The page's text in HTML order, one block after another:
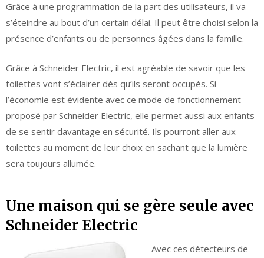
Grâce à une programmation de la part des utilisateurs, il va
s’éteindre au bout d’un certain délai. Il peut être choisi selon la
présence d’enfants ou de personnes âgées dans la famille.
Grâce à Schneider Electric, il est agréable de savoir que les
toilettes vont s’éclairer dès qu’ils seront occupés. Si
l’économie est évidente avec ce mode de fonctionnement
proposé par Schneider Electric, elle permet aussi aux enfants
de se sentir davantage en sécurité. Ils pourront aller aux
toilettes au moment de leur choix en sachant que la lumière
sera toujours allumée.
Une maison qui se gère seule avec
Schneider Electric
Avec ces détecteurs de